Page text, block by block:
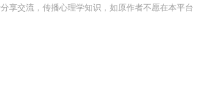
享交流，传播心理学知识，如原作者不愿在本平台